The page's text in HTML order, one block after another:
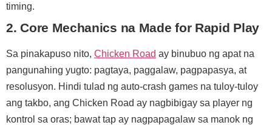
timing.
2. Core Mechanics na Made for Rapid Play
Sa pinakapuso nito, Chicken Road ay binubuo ng apat na
pangunahing yugto: pagtaya, paggalaw, pagpapasya, at
resolusyon. Hindi tulad ng auto‑crash games na tuloy‑tuloy
ang takbo, ang Chicken Road ay nagbibigay sa player ng
kontrol sa oras; bawat tap ay nagpapagalaw sa manok ng